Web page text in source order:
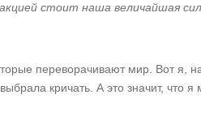
стоит наша величайшая
переворачивают мир. Вот я,
кричать. А это значит, что я